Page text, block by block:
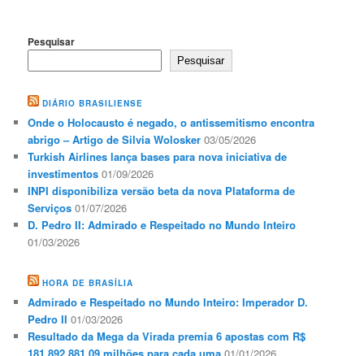
Pesquisar
Pesquisar
DIÁRIO BRASILIENSE
Onde o Holocausto é negado, o antissemitismo encontra
abrigo – Artigo de Silvia Wolosker 03/05/2026
Turkish Airlines lança bases para nova iniciativa de
investimentos 01/09/2026
INPI disponibiliza versão beta da nova Plataforma de
Serviços 01/07/2026
D. Pedro II: Admirado e Respeitado no Mundo Inteiro
01/03/2026
HORA DE BRASÍLIA
Admirado e Respeitado no Mundo Inteiro: Imperador D.
Pedro II 01/03/2026
Resultado da Mega da Virada premia 6 apostas com R$
181.892.881,09 milhões para cada uma 01/01/2026